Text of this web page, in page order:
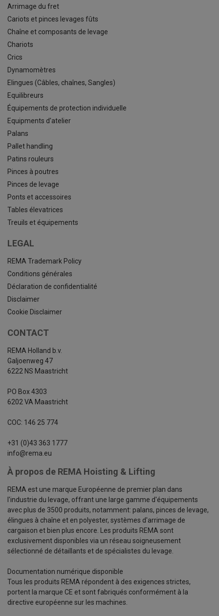
Arrimage du fret
Cariots et pinces levages fûts
Chaîne et composants de levage
Chariots
Crics
Dynamomètres
Elingues (Câbles, chaînes, Sangles)
Equilibreurs
Équipements de protection individuelle
Equipments d'atelier
Palans
Pallet handling
Patins rouleurs
Pinces à poutres
Pinces de levage
Ponts et accessoires
Tables élevatrices
Treuils et équipements
LEGAL
REMA Trademark Policy
Conditions générales
Déclaration de confidentialité
Disclaimer
Cookie Disclaimer
CONTACT
REMA Holland b.v.
Galjoenweg 47
6222 NS Maastricht
PO Box 4303
6202 VA Maastricht
COC: 146 25 774
+31 (0)43 363 1777
info@rema.eu
À propos de REMA Hoisting & Lifting
REMA est une marque Européenne de premier plan dans
l'industrie du levage, offrant une large gamme d'équipements
avec plus de 3500 produits, notamment: palans, pinces de levage,
élingues à chaîne et en polyester, systèmes d'arrimage de
cargaison et bien plus encore. Les produits REMA sont
exclusivement disponibles via un réseau soigneusement
sélectionné de détaillants et de spécialistes du levage.
Documentation numérique disponible
Tous les produits REMA répondent à des exigences strictes,
portent la marque CE et sont fabriqués conformément à la
directive européenne sur les machines.